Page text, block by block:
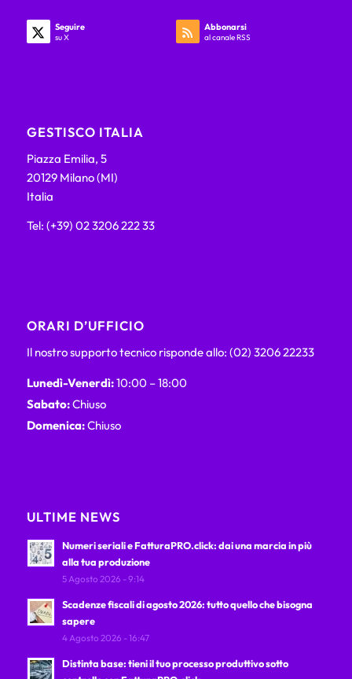
Seguire
su X
Abbonarsi
al canale RSS
GESTISCO ITALIA
Piazza Emilia, 5
20129 Milano (MI)
Italia
Tel: (+39) 02 3206 222 33
ORARI D’UFFICIO
Il nostro supporto tecnico risponde allo: (02) 3206 22233
Lunedì-Venerdì:10:00 – 18:00
Sabato:Chiuso
Domenica:Chiuso
ULTIME NEWS
Numeri seriali e FatturaPRO.click: dai una marcia in più
alla tua produzione
5 Agosto 2026 - 9:14
Scadenze fiscali di agosto 2026: tutto quello che bisogna
sapere
4 Agosto 2026 - 16:47
Distinta base: tieni il tuo processo produttivo sotto